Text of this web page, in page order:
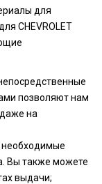
для
CHEVROLET
позволяют нам
на
необходимые
Вы также можете
выдачи;